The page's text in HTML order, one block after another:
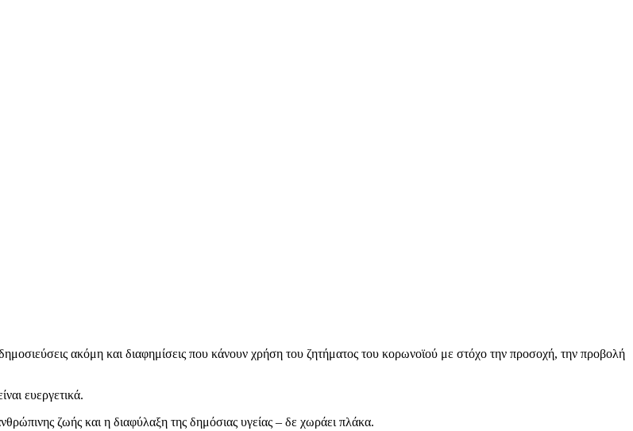
ακόμη και διαφημίσεις που κάνουν χρήση του ζητήματος του κορωνοϊού με στόχο την προσοχή, την προβολή
ευεργετικά.
ζωής και η διαφύλαξη της δημόσιας υγείας – δε χωράει πλάκα.